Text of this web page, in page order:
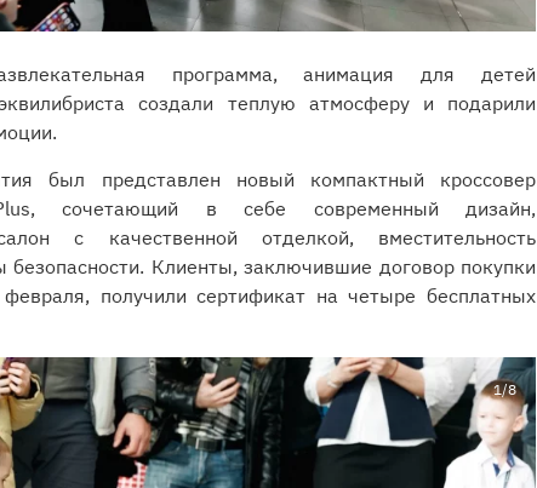
программа, анимация для детей
создали теплую атмосферу и подарили
был представлен новый компактный кроссовер
сочетающий в себе современный дизайн,
с качественной отделкой, вместительность
безопасности. Клиенты, заключившие договор покупки
получили сертификат на четыре бесплатных
1/8